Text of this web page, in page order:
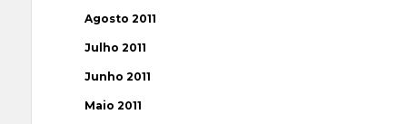
Agosto 2011
Julho 2011
Junho 2011
Maio 2011